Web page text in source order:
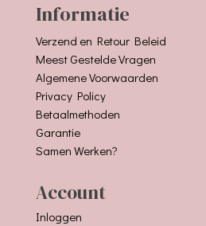
Informatie
Verzend en Retour Beleid
Meest Gestelde Vragen
Algemene Voorwaarden
Privacy Policy
Betaalmethoden
Garantie
Samen Werken?
Account
Inloggen